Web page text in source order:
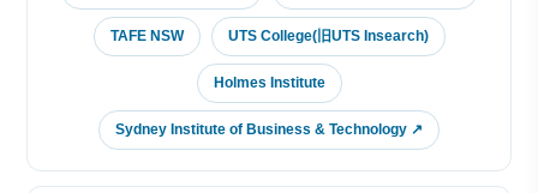
TAFE NSW UTS College(旧UTS Insearch)
Holmes Institute
Sydney Institute of Business & Technology ↗